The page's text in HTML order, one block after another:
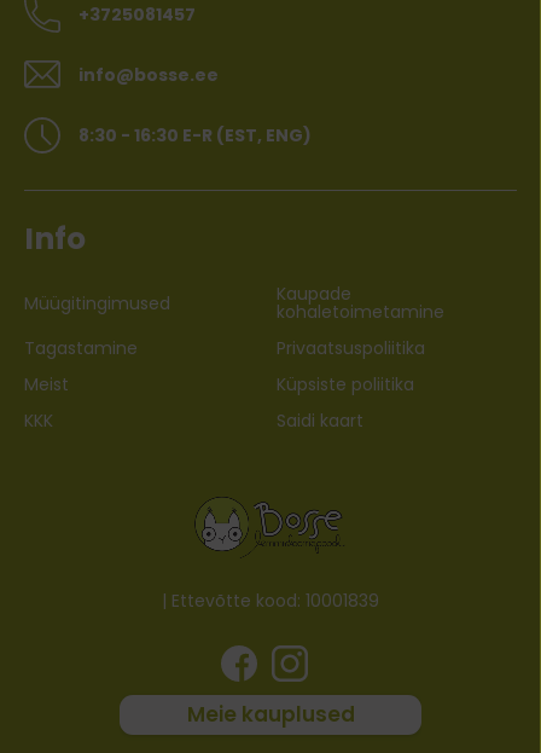
+3725081457
info@bosse.ee
8:30 - 16:30 E-R (EST, ENG)
Info
Müügitingimused Kaupade
kohaletoimetamine
Tagastamine
Privaatsuspoliitika
Meist
Küpsiste poliitika
KKK
Saidi kaart
| Ettevõtte kood: 10001839
Meie kauplused